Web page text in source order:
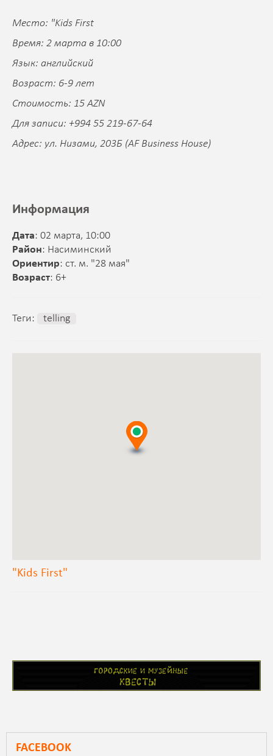
Место: "Kids First
Время: 2 марта в 10:00
Язык: английский
Возраст: 6-9 лет
Стоимость: 15 AZN
Для записи: +994 55 219-67-64
Адрес: ул. Низами, 203Б (AF Business House)
Информация
Дата: 02 марта, 10:00
Район: Насиминский
Ориентир: ст. м. "28 мая"
Возраст: 6+
Теги: telling
"Kids First"
FACEBOOK